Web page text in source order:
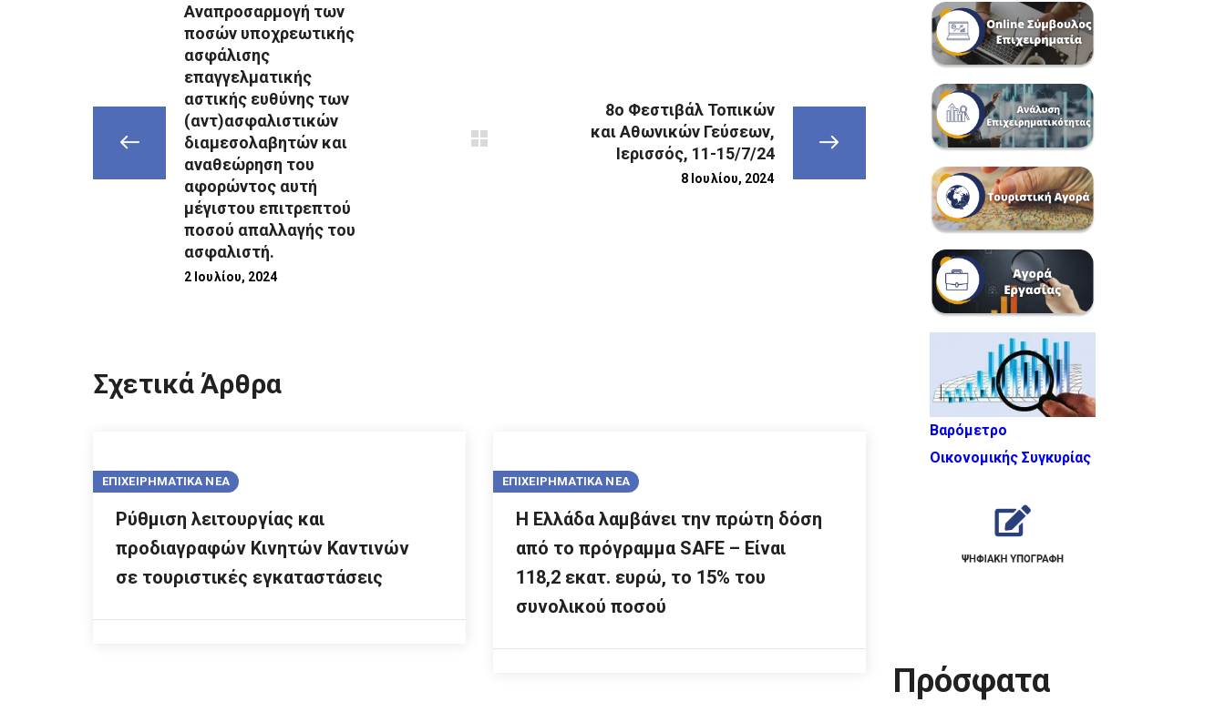
Αναπροσαρμογή των
ποσών υποχρεωτικής
ασφάλισης
επαγγελματικής
αστικής ευθύνης των
(αντ)ασφαλιστικών
διαμεσολαβητών και
αναθεώρηση του
αφορώντος αυτή
μέγιστου επιτρεπτού
ποσού απαλλαγής του
ασφαλιστή.
2 Ιουλίου, 2024
8ο Φεστιβάλ Τοπικών
και Αθωνικών Γεύσεων,
Ιερισσός, 11-15/7/24
8 Ιουλίου, 2024
Σχετικά Άρθρα
ΕΠΙΧΕΙΡΗΜΑΤΙΚΑ ΝΕΑ
Ρύθμιση λειτουργίας και
προδιαγραφών Κινητών Καντινών
σε τουριστικές εγκαταστάσεις
ΕΠΙΧΕΙΡΗΜΑΤΙΚΑ ΝΕΑ
Η Ελλάδα λαμβάνει την πρώτη δόση
από το πρόγραμμα SAFE – Είναι
118,2 εκατ. ευρώ, το 15% του
συνολικού ποσού
Βαρόμετρο
Οικονομικής Συγκυρίας
Πρόσφατα